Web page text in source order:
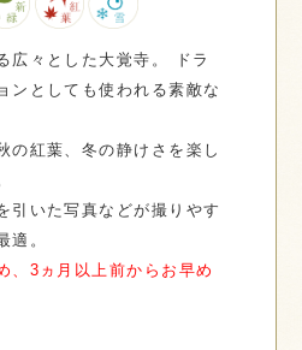
広々とした大覚寺。
ドラ
ンとしても使われる素敵な
の紅葉、冬の静けさを楽し
引いた写真などが撮りやす
適。
、3ヵ月以上前からお早め